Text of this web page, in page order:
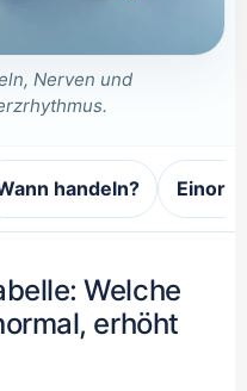
Nerven und
handeln?
Welche
erhöht